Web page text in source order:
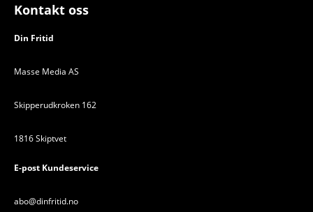
Kontakt oss
Din Fritid
Masse Media AS
Skipperudkroken 162
1816 Skiptvet
E-post Kundeservice
abo@dinfritid.no